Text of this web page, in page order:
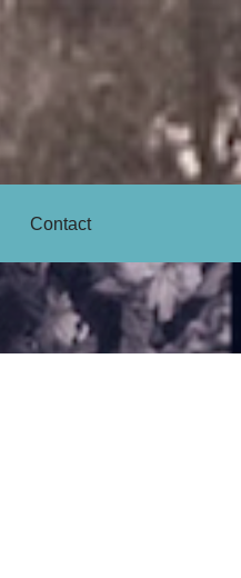
Contact